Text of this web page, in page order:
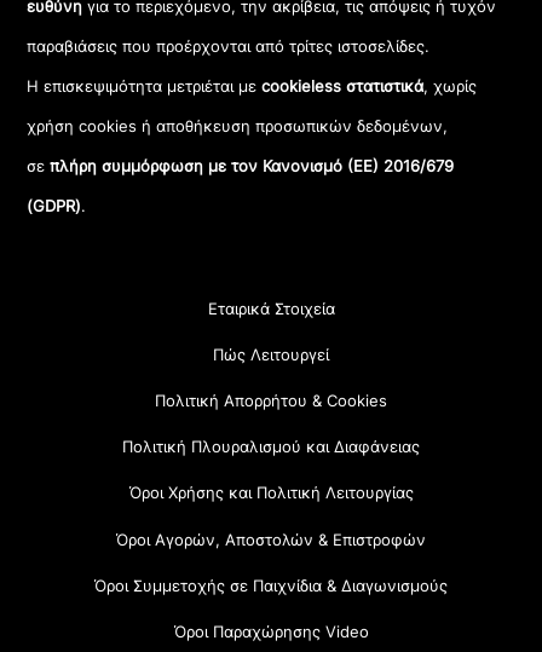
ευθύνη για το περιεχόμενο, την ακρίβεια, τις απόψεις ή τυχόν
παραβιάσεις που προέρχονται από τρίτες ιστοσελίδες.
Η επισκεψιμότητα μετριέται μεcookieless στατιστικά, χωρίς
χρήση cookies ή αποθήκευση προσωπικών δεδομένων,
σεπλήρη συμμόρφωση με τον Κανονισμό (ΕΕ) 2016/679
(GDPR).
Εταιρικά Στοιχεία
Πώς Λειτουργεί
Πολιτική Απορρήτου & Cookies
Πολιτική Πλουραλισμού και Διαφάνειας
Όροι Χρήσης και Πολιτική Λειτουργίας
Όροι Αγορών, Αποστολών & Επιστροφών
Όροι Συμμετοχής σε Παιχνίδια & Διαγωνισμούς
Όροι Παραχώρησης Video